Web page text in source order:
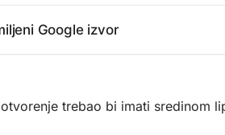
Google izvor
trebao bi imati sredinom